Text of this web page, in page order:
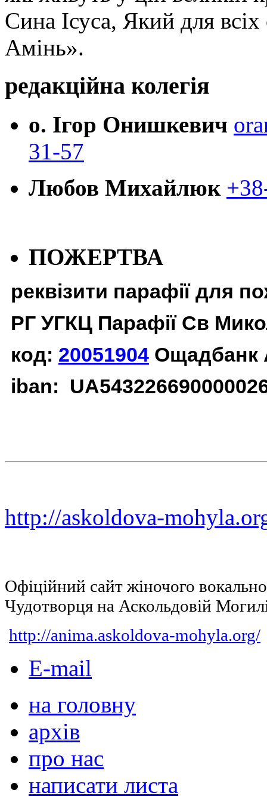
Сина Ісуса, Який для
Амінь».
редакційна колегія
о. Ігор Онишкевич
31-57
Любов Михайлюк
ПОЖЕРТВА
реквізити парафії для
РГ УГКЦ Парафії Св
код: 20051904 Ощадбанк
iban:
http://askoldova-
Офіційний сайт жіночого
Чудотворця на Аскольдовій
http://anima.askoldova-mohyla.org/
E-mail
на головну
архів
про нас
написати листа